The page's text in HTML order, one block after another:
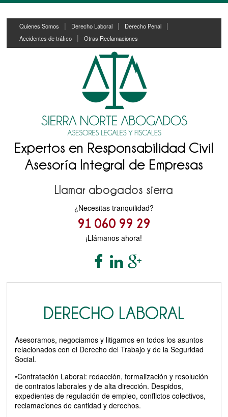
Skip
content
Skip
main
Quienes Somos Derecho Laboral
Derecho Penal
Accidentes de tráfico
Otras Reclamaciones
Expertos en Responsabilidad Civil
Asesoría Integral de Empresas
Llamar abogados sierra
¿Necesitas tranquilidad?
91 060 99 29
¡Llámanos ahora!
DERECHO LABORAL
Asesoramos, negociamos y litigamos en todos los asuntos
relacionados con el Derecho del Trabajo y de la Seguridad
Social.
◦Contratación Laboral: redacción, formalización y resolución
de contratos laborales y de alta dirección. Despidos,
expedientes de regulación de empleo, conflictos colectivos,
reclamaciones de cantidad y derechos.